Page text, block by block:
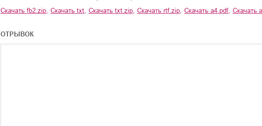
Скачать fb2.zip, Скачать txt, Скачать txt.zip, Скачать rtf.zip, Скачать a4.pdf, Скачать
ОТРЫВОК